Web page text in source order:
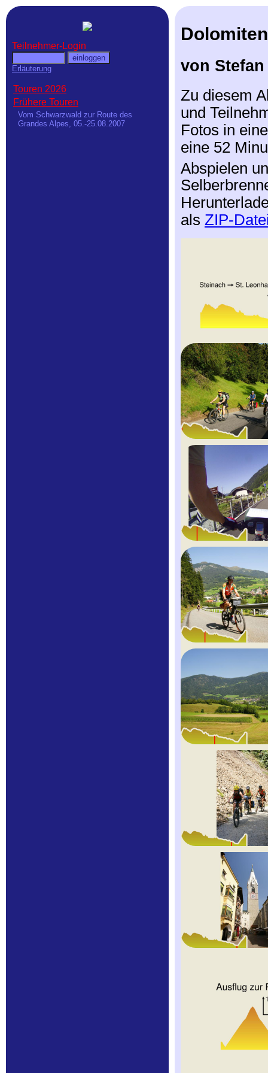
von
Zu diesem
und
Fotos in
eine 52
Abspielen
als ZIP-
Teilnehmer-Login
Erläuterung
Touren 2026
Frühere Touren
Vom Schwarzwald zur Route des
Grandes Alpes, 05.-25.08.2007